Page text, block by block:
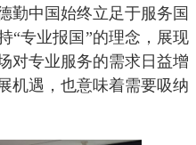
勤中国始终立足于服务国
“专业报国”的理念，展现
对专业服务的需求日益增
机遇，也意味着需要吸纳